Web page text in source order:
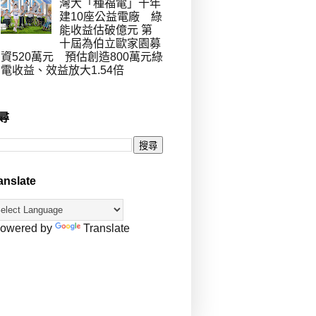
灣大「種福電」十年
建10座公益電廠 綠
能收益估破億元 第
十屆為伯立歐家園募
資520萬元 預估創造800萬元綠
電收益、效益放大1.54倍
by Translate